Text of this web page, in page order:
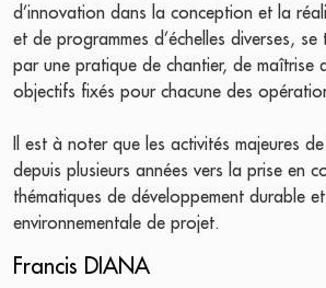
d’innovation dans la conception et la
et de programmes d’échelles diverses,
par une pratique de chantier, de maîtrise
objectifs fixés pour chacune des
Il est à noter que les activités majeures
depuis plusieurs années vers la prise en
thématiques de développement durable
environnementale de projet.
Francis DIANA